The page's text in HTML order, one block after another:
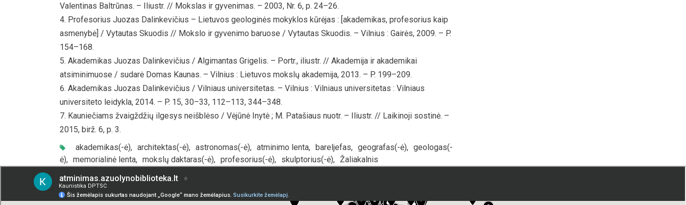
Valentinas Baltrūnas. – Iliustr. // Mokslas ir gyvenimas. – 2003, Nr. 6, p. 24–26.
Profesorius Juozas Dalinkevičius – Lietuvos geologinės mokyklos kūrėjas : [akademikas, profesorius kaip
asmenybė] / Vytautas Skuodis // Mokslo ir gyvenimo baruose / Vytautas Skuodis. – Vilnius : Gairės, 2009. – P.
154–168.
Akademikas Juozas Dalinkevičius / Algimantas Grigelis. – Portr., iliustr. // Akademija ir akademikai
atsiminimuose / sudarė Domas Kaunas. – Vilnius : Lietuvos mokslų akademija, 2013. – P. 199–209.
Akademikas Juozas Dalinkevičius / Vilniaus universitetas. – Vilnius : Vilniaus universitetas : Vilniaus
universiteto leidykla, 2014. – P. 15, 30–33, 112–113, 344–348.
Kauniečiams žvaigždžių ilgesys neišblėso / Vėjūnė Inytė ; M. Patašiaus nuotr. – Iliustr. // Laikinoji sostinė. –
2015, birž. 6, p. 3.
akademikas(-ė), architektas(-ė), astronomas(-ė), atminimo lenta, bareljefas, geografas(-ė), geologas(-
ė), memorialinė lenta, mokslų daktaras(-ė), profesorius(-ė), skulptorius(-ė), Žaliakalnis